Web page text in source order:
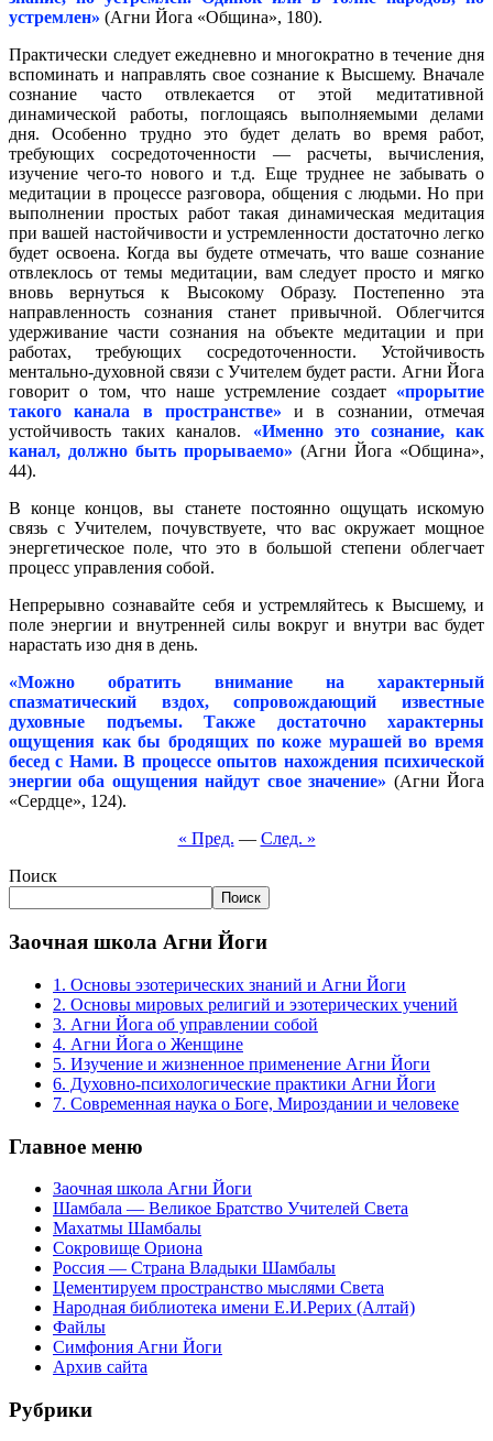
устремлен» (Агни Йога «Община», 180).
Практически следует ежедневно и многократно в течение дня
вспоминать и направлять свое сознание к Высшему. Вначале
сознание часто отвлекается от этой медитативной
динамической работы, поглощаясь выполняемыми делами
дня. Особенно трудно это будет делать во время работ,
требующих сосредоточенности — расчеты, вычисления,
изучение чего-то нового и т.д. Еще труднее не забывать о
медитации в процессе разговора, общения с людьми. Но при
выполнении простых работ такая динамическая медитация
при вашей настойчивости и устремленности достаточно легко
будет освоена. Когда вы будете отмечать, что ваше сознание
отвлеклось от темы медитации, вам следует просто и мягко
вновь вернуться к Высокому Образу. Постепенно эта
направленность сознания станет привычной. Облегчится
удерживание части сознания на объекте медитации и при
работах, требующих сосредоточенности. Устойчивость
ментально-духовной связи с Учителем будет расти. Агни Йога
говорит о том, что наше устремление создает «прорытие
такого канала в пространстве» и в сознании, отмечая
устойчивость таких каналов. «Именно это сознание, как
канал, должно быть прорываемо» (Агни Йога «Община»,
44).
В конце концов, вы станете постоянно ощущать искомую
связь с Учителем, почувствуете, что вас окружает мощное
энергетическое поле, что это в большой степени облегчает
процесс управления собой.
Непрерывно сознавайте себя и устремляйтесь к Высшему, и
поле энергии и внутренней силы вокруг и внутри вас будет
нарастать изо дня в день.
«Можно обратить внимание на характерный
спазматический вздох, сопровождающий известные
духовные подъемы. Также достаточно характерны
ощущения как бы бродящих по коже мурашей во время
бесед с Нами. В процессе опытов нахождения психической
энергии оба ощущения найдут свое значение» (Агни Йога
«Сердце», 124).
« Пред. — След. »
Поиск
Поиск
Заочная школа Агни Йоги
1. Основы эзотерических знаний и Агни Йоги
2. Основы мировых религий и эзотерических учений
3. Агни Йога об управлении собой
4. Агни Йога о Женщине
5. Изучение и жизненное применение Агни Йоги
6. Духовно-психологические практики Агни Йоги
7. Современная наука о Боге, Мироздании и человеке
Главное меню
Заочная школа Агни Йоги
Шамбала — Великое Братство Учителей Света
Махатмы Шамбалы
Сокровище Ориона
Россия — Страна Владыки Шамбалы
Цементируем пространство мыслями Света
Народная библиотека имени Е.И.Рерих (Алтай)
Файлы
Симфония Агни Йоги
Архив сайта
Рубрики